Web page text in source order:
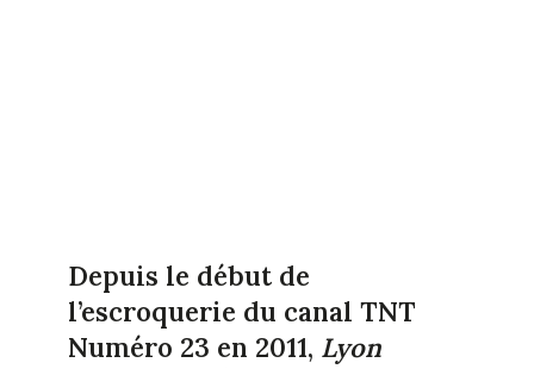
Depuis le début de
l’escroquerie du canal TNT
Numéro 23 en 2011, Lyon